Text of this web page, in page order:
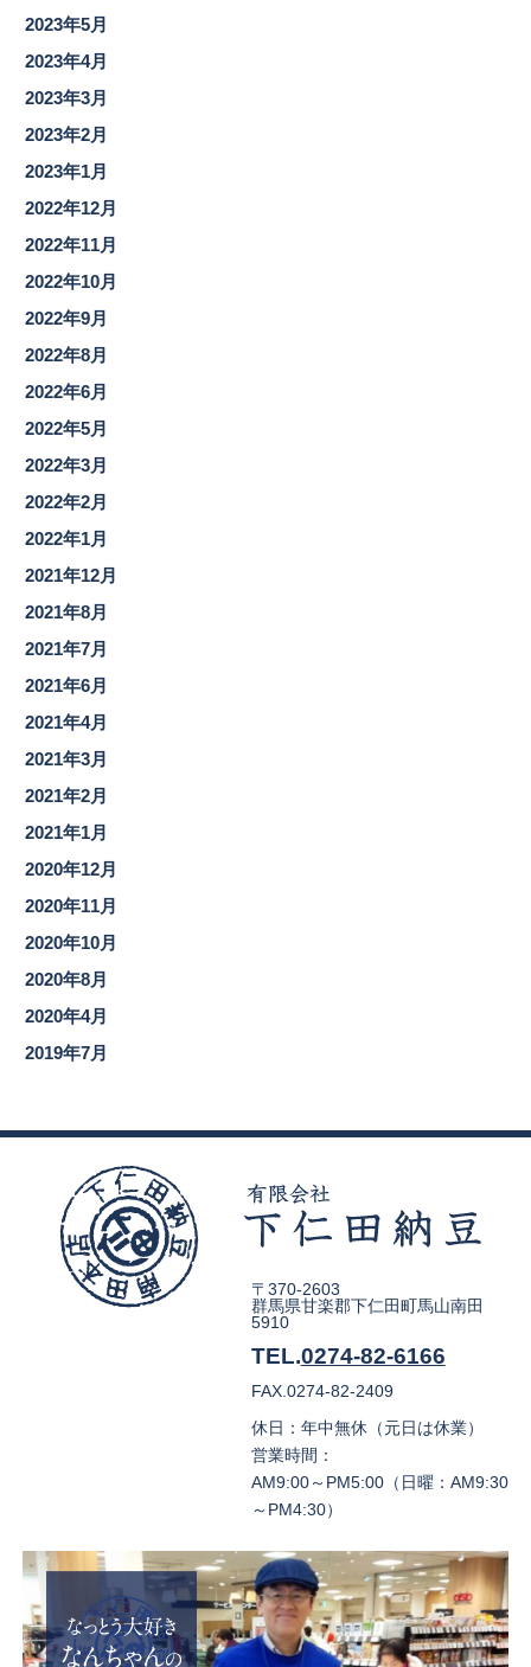
2023年5月
2023年4月
2023年3月
2023年2月
2023年1月
2022年12月
2022年11月
2022年10月
2022年9月
2022年8月
2022年6月
2022年5月
2022年3月
2022年2月
2022年1月
2021年12月
2021年8月
2021年7月
2021年6月
2021年4月
2021年3月
2021年2月
2021年1月
2020年12月
2020年11月
2020年10月
2020年8月
2020年4月
2019年7月
〒370-2603
群馬県甘楽郡下仁田町馬山南田
5910
TEL.0274-82-6166
FAX.0274-82-2409
休日：年中無休（元日は休業）
営業時間：
AM9:00～PM5:00（日曜：AM9:30
～PM4:30）